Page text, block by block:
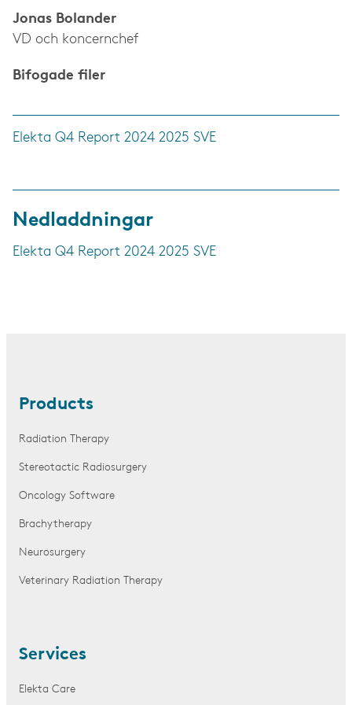
Jonas Bolander
VD och koncernchef
Bifogade filer
Elekta Q4 Report 2024 2025 SVE
Nedladdningar
Elekta Q4 Report 2024 2025 SVE
Products
Radiation Therapy
Stereotactic Radiosurgery
Oncology Software
Brachytherapy
Neurosurgery
Veterinary Radiation Therapy
Services
Elekta Care